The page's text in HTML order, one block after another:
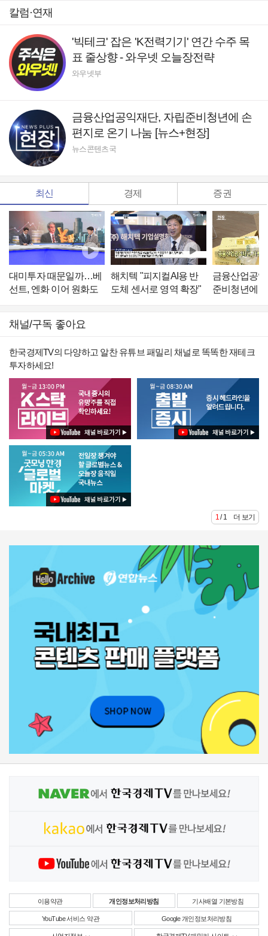
칼럼·연재
'빅테크' 잡은 'K전력기기' 연간 수주 목
표 줄상향 - 와우넷 오늘장전략
와우넷부
금융산업공익재단, 자립준비청년에 손
편지로 온기 나눔 [뉴스+현장]
뉴스콘텐츠국
최신 경제 증권
대미투자 때문일까…베
선트, 엔화 이어 원화도
해치텍 "피지컬AI용 반
도체 센서로 영역 확장"
금융산업공
준비청년에
채널/구독 좋아요
한국경제TV의 다양하고 알찬 유튜브 패밀리 채널로 똑똑한 재테크
투자하세요!
1 / 1
이용약관 개인정보처리방침 기사배열 기본방침
YouTube 서비스 약관 Google 개인정보처리방침